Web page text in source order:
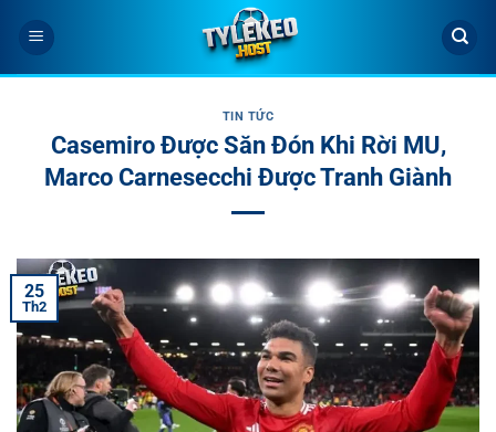
qua
nội
TIN TỨC
Casemiro Được Săn Đón Khi Rời MU,
Marco Carnesecchi Được Tranh Giành
25
Th2